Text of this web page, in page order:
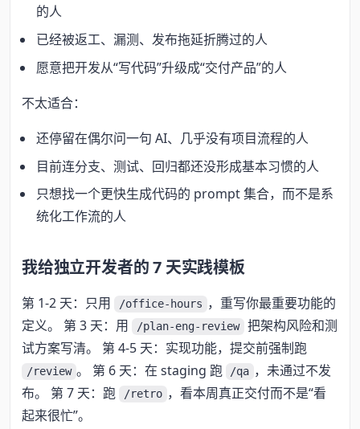
的人
已经被返工、漏测、发布拖延折腾过的人
愿意把开发从“写代码”升级成“交付产品”的人
不太适合：
还停留在偶尔问一句 AI、几乎没有项目流程的人
目前连分支、测试、回归都还没形成基本习惯的人
只想找一个更快生成代码的 prompt 集合，而不是系
统化工作流的人
我给独立开发者的 7 天实践模板
第 1-2 天：只用 /office-hours ，重写你最重要功能的
定义。 第 3 天：用
/plan-eng-review
把架构风险和测
试方案写清。 第 4-5 天：实现功能，提交前强制跑
/review 。 第 6 天：在 staging 跑 /qa ，未通过不发
布。 第 7 天：跑
/retro ，看本周真正交付而不是“看
起来很忙”。